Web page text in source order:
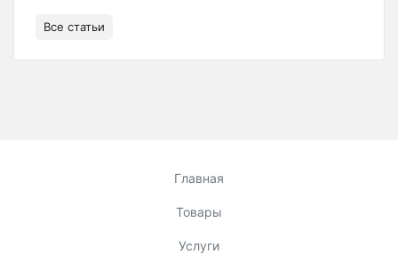
Все статьи
Главная
Товары
Услуги